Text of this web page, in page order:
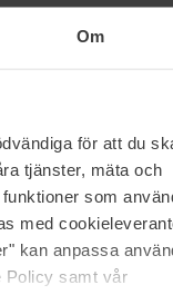
Om
för att du
tjänster, mäta och
som
med
kan anpassa
Policy samt vår
in tal van